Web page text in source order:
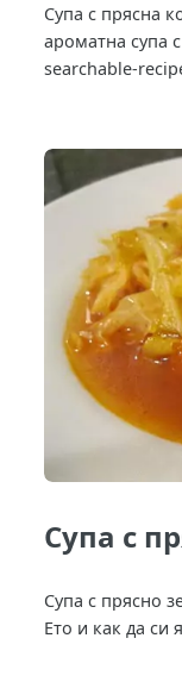
Супа с прясна
ароматна супа
searchable-
Супа с
Супа с прясно
Ето и как да си